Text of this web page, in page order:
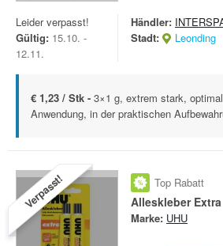
Leider verpasst!
Gültig: 15.10. -
12.11.
Händler:
Stadt:
Leonding
€ 1,23 / Stk - 3×1 g, extrem stark,
Anwendung, in der praktischen
Verpasst! Top Rabatt
Alleskleber Extra
Marke: UHU